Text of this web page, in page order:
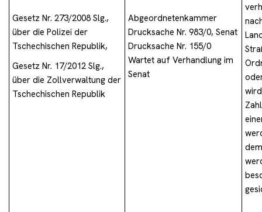
Gesetz Nr. 273/2008 Slg.,
über die Polizei der
Tschechischen Republik,
Gesetz Nr. 17/2012 Slg.,
über die Zollverwaltung der
Tschechischen Republik
Abgeordnetenkammer
Drucksache Nr. 983/0, Senat
Drucksache Nr. 155/0
Wartet auf Verhandlung im
Senat